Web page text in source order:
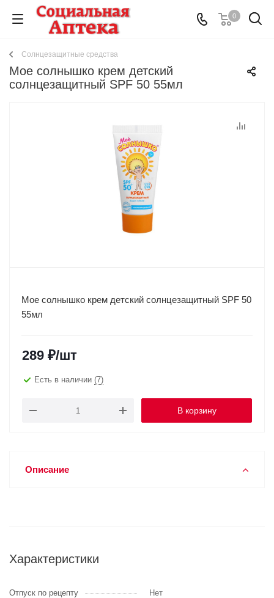
0
Солнцезащитные средства
Мое солнышко крем детский
солнцезащитный SPF 50 55мл
Мое солнышко крем детский солнцезащитный SPF 50
55мл
289 ₽/шт
Есть в наличии (7)
В корзину
Описание
Характеристики
Отпуск по рецепту Нет